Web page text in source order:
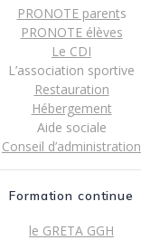
PRONOTE parents
PRONOTE élèves
Le CDI
L’association sportive
Restauration
Hébergement
Aide sociale
Conseil d’administration
Formation continue
le GRETA GGH